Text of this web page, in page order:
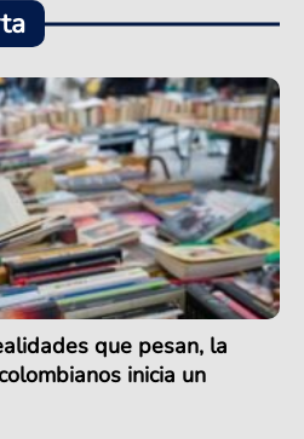
que pesan, la
inicia un